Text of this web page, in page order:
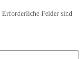
Erforderliche Felder sind